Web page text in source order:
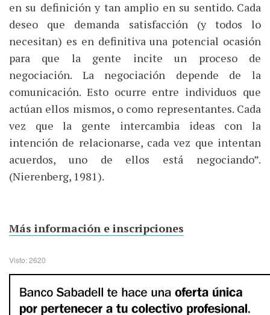
en su definición y tan amplio en su sentido. Cada
deseo que demanda satisfacción (y todos lo
necesitan) es en definitiva una potencial ocasión
para que la gente incite un proceso de
negociación. La negociación depende de la
comunicación. Esto ocurre entre individuos que
actúan ellos mismos, o como representantes. Cada
vez que la gente intercambia ideas con la
intención de relacionarse, cada vez que intentan
acuerdos, uno de ellos está negociando”.
(Nierenberg, 1981).
Más información e inscripciones
Visto: 2620